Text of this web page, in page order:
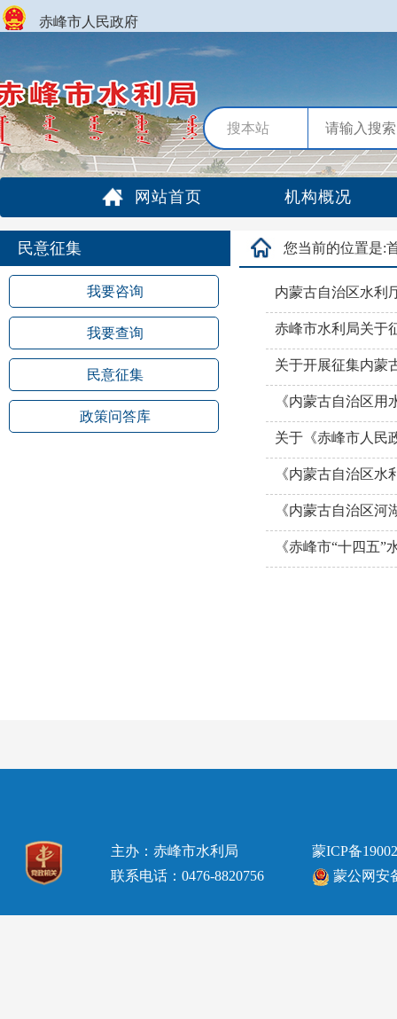
赤峰市人民政府
搜本站
网站首页 机构概况
民意征集
我要咨询
我要查询
民意征集
政策问答库
您当前的位置是:
内蒙古自治区水利
赤峰市水利局关于
关于开展征集内蒙
《内蒙古自治区
《内蒙古自治区
《赤峰市“十四五
主办：赤峰市水利局
联系电话：0476-8820756
蒙ICP备
蒙公网安